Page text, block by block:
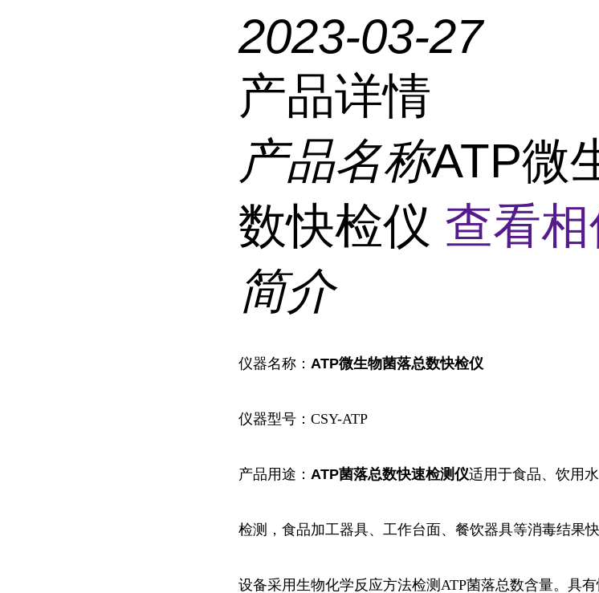
2023-03-27
产品详情
产品名称ATP微
数快检仪 查看
简介
仪器名称： ATP微生物菌落总数快检仪
仪器型号：CSY-ATP
产品用途： ATP菌落总数快速检测仪适用于食品、饮用
检测，食品加工器具、工作台面、餐饮器具等消毒结果
设备采用生物化学反应方法检测ATP菌落总数含量。具